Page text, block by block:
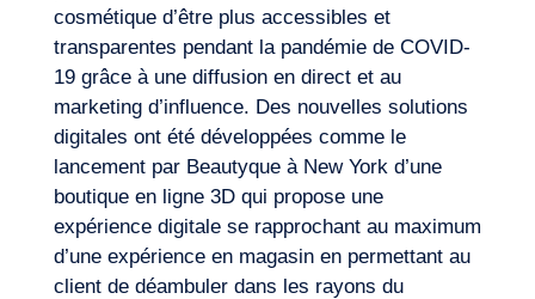
cosmétique d’être plus accessibles et
transparentes pendant la pandémie de COVID-
19 grâce à une diffusion en direct et au
marketing d’influence. Des nouvelles solutions
digitales ont été développées comme le
lancement par Beautyque à New York d’une
boutique en ligne 3D qui propose une
expérience digitale se rapprochant au maximum
d’une expérience en magasin en permettant au
client de déambuler dans les rayons du